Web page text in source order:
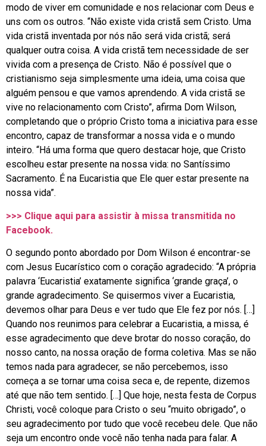
modo de viver em comunidade e nos relacionar com Deus e
uns com os outros. “Não existe vida cristã sem Cristo. Uma
vida cristã inventada por nós não será vida cristã; será
qualquer outra coisa. A vida cristã tem necessidade de ser
vivida com a presença de Cristo. Não é possível que o
cristianismo seja simplesmente uma ideia, uma coisa que
alguém pensou e que vamos aprendendo. A vida cristã se
vive no relacionamento com Cristo”, afirma Dom Wilson,
completando que o próprio Cristo toma a iniciativa para esse
encontro, capaz de transformar a nossa vida e o mundo
inteiro. “Há uma forma que quero destacar hoje, que Cristo
escolheu estar presente na nossa vida: no Santíssimo
Sacramento. É na Eucaristia que Ele quer estar presente na
nossa vida”.
>>> Clique aqui para assistir à missa transmitida no
Facebook.
O segundo ponto abordado por Dom Wilson é encontrar-se
com Jesus Eucarístico com o coração agradecido: “A própria
palavra ‘Eucaristia’ exatamente significa ‘grande graça’, o
grande agradecimento. Se quisermos viver a Eucaristia,
devemos olhar para Deus e ver tudo que Ele fez por nós. […]
Quando nos reunimos para celebrar a Eucaristia, a missa, é
esse agradecimento que deve brotar do nosso coração, do
nosso canto, na nossa oração de forma coletiva. Mas se não
temos nada para agradecer, se não percebemos, isso
começa a se tornar uma coisa seca e, de repente, dizemos
até que não tem sentido. […] Que hoje, nesta festa de Corpus
Christi, você coloque para Cristo o seu “muito obrigado”, o
seu agradecimento por tudo que você recebeu dele. Que não
seja um encontro onde você não tenha nada para falar. A